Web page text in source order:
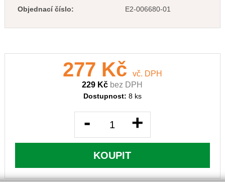
Objednací číslo: E2-006680-01
277 Kč
vč. DPH
229 Kč bez DPH
Dostupnost: 8 ks
- +
KOUPIT